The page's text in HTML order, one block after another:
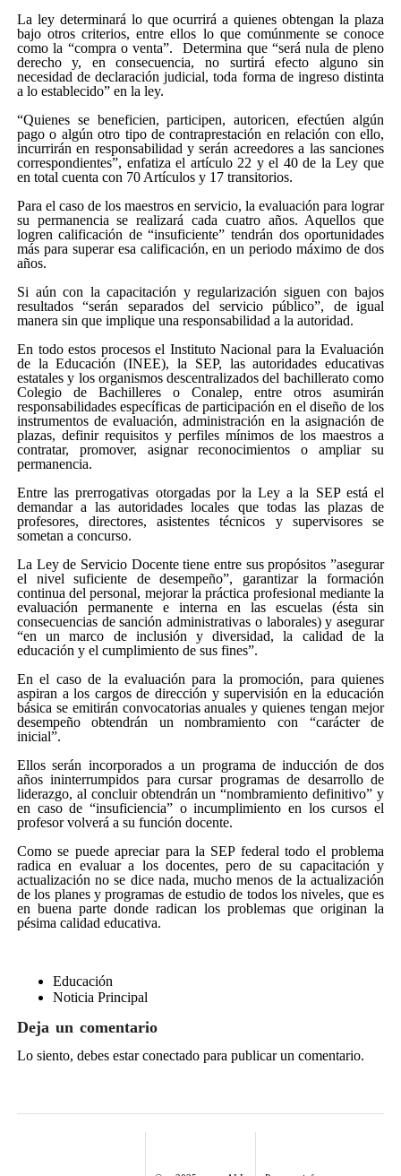
La ley determinará lo que ocurrirá a quienes obtengan la plaza
bajo otros criterios, entre ellos lo que comúnmente se conoce
como la “compra o venta”. Determina que “será nula de pleno
derecho y, en consecuencia, no surtirá efecto alguno sin
necesidad de declaración judicial, toda forma de ingreso distinta
a lo establecido” en la ley.
“Quienes se beneficien, participen, autoricen, efectúen algún
pago o algún otro tipo de contraprestación en relación con ello,
incurrirán en responsabilidad y serán acreedores a las sanciones
correspondientes”, enfatiza el artículo 22 y el 40 de la Ley que
en total cuenta con 70 Artículos y 17 transitorios.
Para el caso de los maestros en servicio, la evaluación para lograr
su permanencia se realizará cada cuatro años. Aquellos que
logren calificación de “insuficiente” tendrán dos oportunidades
más para superar esa calificación, en un periodo máximo de dos
años.
Si aún con la capacitación y regularización siguen con bajos
resultados “serán separados del servicio público”, de igual
manera sin que implique una responsabilidad a la autoridad.
En todo estos procesos el Instituto Nacional para la Evaluación
de la Educación (INEE), la SEP, las autoridades educativas
estatales y los organismos descentralizados del bachillerato como
Colegio de Bachilleres o Conalep, entre otros asumirán
responsabilidades específicas de participación en el diseño de los
instrumentos de evaluación, administración en la asignación de
plazas, definir requisitos y perfiles mínimos de los maestros a
contratar, promover, asignar reconocimientos o ampliar su
permanencia.
Entre las prerrogativas otorgadas por la Ley a la SEP está el
demandar a las autoridades locales que todas las plazas de
profesores, directores, asistentes técnicos y supervisores se
sometan a concurso.
La Ley de Servicio Docente tiene entre sus propósitos ”asegurar
el nivel suficiente de desempeño”, garantizar la formación
continua del personal, mejorar la práctica profesional mediante la
evaluación permanente e interna en las escuelas (ésta sin
consecuencias de sanción administrativas o laborales) y asegurar
“en un marco de inclusión y diversidad, la calidad de la
educación y el cumplimiento de sus fines”.
En el caso de la evaluación para la promoción, para quienes
aspiran a los cargos de dirección y supervisión en la educación
básica se emitirán convocatorias anuales y quienes tengan mejor
desempeño obtendrán un nombramiento con “carácter de
inicial”.
Ellos serán incorporados a un programa de inducción de dos
años ininterrumpidos para cursar programas de desarrollo de
liderazgo, al concluir obtendrán un “nombramiento definitivo” y
en caso de “insuficiencia” o incumplimiento en los cursos el
profesor volverá a su función docente.
Como se puede apreciar para la SEP federal todo el problema
radica en evaluar a los docentes, pero de su capacitación y
actualización no se dice nada, mucho menos de la actualización
de los planes y programas de estudio de todos los niveles, que es
en buena parte donde radican los problemas que originan la
pésima calidad educativa.
Educación
Noticia Principal
Deja un comentario
Lo siento, debes estarconectadopara publicar un comentario.